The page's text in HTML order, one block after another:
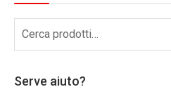
Serve aiuto?